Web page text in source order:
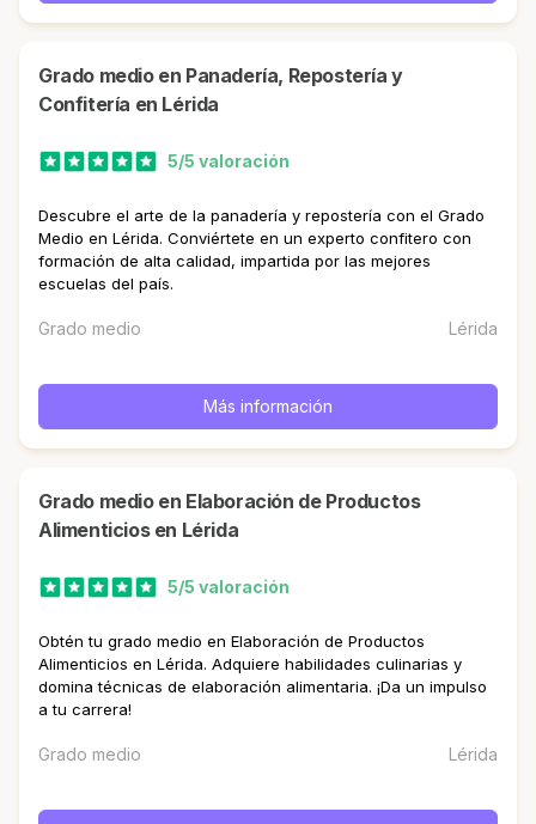
Grado medio en Panadería, Repostería y
Confitería en Lérida
5/5 valoración
Descubre el arte de la panadería y repostería con el Grado
Medio en Lérida. Conviértete en un experto confitero con
formación de alta calidad, impartida por las mejores
escuelas del país.
Grado medio Lérida
Más información
Grado medio en Elaboración de Productos
Alimenticios en Lérida
5/5 valoración
Obtén tu grado medio en Elaboración de Productos
Alimenticios en Lérida. Adquiere habilidades culinarias y
domina técnicas de elaboración alimentaria. ¡Da un impulso
a tu carrera!
Grado medio Lérida